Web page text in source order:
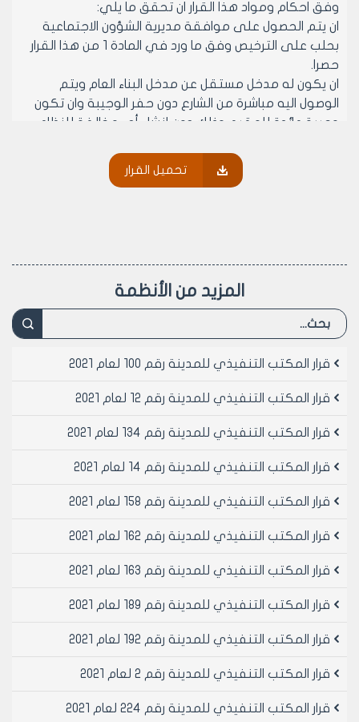
وفق احكام ومواد هذا القرار ان تحقق ما يلي:
ان يتم الحصول على موافقة مديرية الشؤون الاجتماعية
بحلب على الترخيص وفق ما ورد في المادة 1 من هذا القرار
حصرا.
ان يكون له مدخل مستقل عن مدخل البناء العام ويتم
الوصول اليه مباشرة من الشارع دون حفر الوجيبة وان تكون
وجيبة عائدة للمقيم وذلك دون إنشاء أي مخالفة للنظام
المطلوب في المقاسم التي ليس لها مدخل مستقل عن
مدخل البناء فيتم تأمين موافقة كامل قاطنين البناء.
1- طلب موقع من طالب الترخيص (المالك) او من في حكمه
خطيا).
اصولا.
3- بيان قيد عقاري او أي وثيقة تثبت الملكية ووثيقة تثبت
4- بيان مخالفات.
والانشائي إن وجد.
نقابة المهندسين وذلك حسب الحالات التالية:
وانشائية مصدقة للجزء موضوع الترخيص يطابق هذه
المخططات لا يوجد مساس بالعناصر الانشائية فيتم تقديم ما
الانشائية.
الترخيص مصدقة من نقابة المهندسين.
ويوجد تعديل انشائي خلافا للمخططات الهندسية المصدقة
تحميل القرار
المزيد من الأنظمة
قرار المكتب التنفيذي للمدينة رقم 100 لعام 2021
قرار المكتب التنفيذي للمدينة رقم 12 لعام 2021
قرار المكتب التنفيذي للمدينة رقم 134 لعام 2021
قرار المكتب التنفيذي للمدينة رقم 14 لعام 2021
قرار المكتب التنفيذي للمدينة رقم 158 لعام 2021
قرار المكتب التنفيذي للمدينة رقم 162 لعام 2021
قرار المكتب التنفيذي للمدينة رقم 163 لعام 2021
قرار المكتب التنفيذي للمدينة رقم 189 لعام 2021
قرار المكتب التنفيذي للمدينة رقم 192 لعام 2021
قرار المكتب التنفيذي للمدينة رقم 2 لعام 2021
قرار المكتب التنفيذي للمدينة رقم 224 لعام 2021